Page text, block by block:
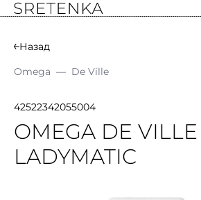
Назад
Omega — De Ville
42522342055004
OMEGA DE VILLE
LADYMATIC